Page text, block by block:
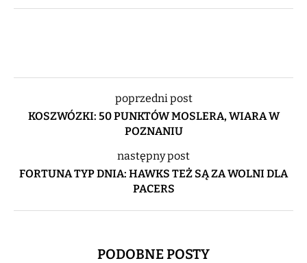
poprzedni post
KOSZWÓZKI: 50 PUNKTÓW MOSLERA, WIARA W
POZNANIU
następny post
FORTUNA TYP DNIA: HAWKS TEŻ SĄ ZA WOLNI DLA
PACERS
PODOBNE POSTY